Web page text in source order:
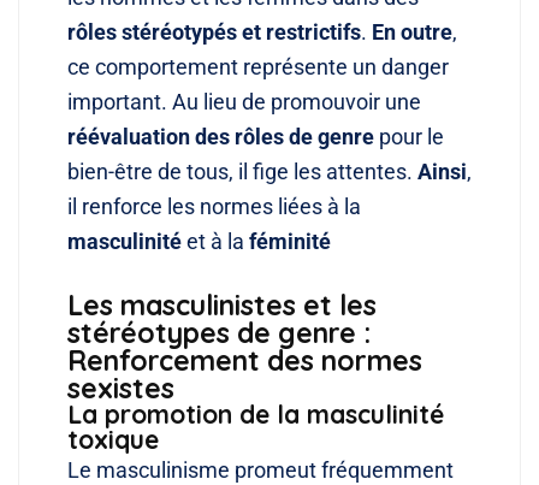
rôles stéréotypés et restrictifs. En outre,
ce comportement représente un danger
important. Au lieu de promouvoir une
réévaluation des rôles de genre pour le
bien-être de tous, il fige les attentes. Ainsi,
il renforce les normes liées à la
masculinitéet à la féminité
Les masculinistes et les
stéréotypes de genre :
Renforcement des normes
sexistes
La promotion de la masculinité
toxique
Le masculinisme promeut fréquemment